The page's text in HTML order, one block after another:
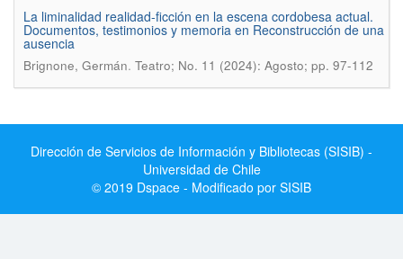
La liminalidad realidad-ficción en la escena cordobesa actual.
Documentos, testimonios y memoria en Reconstrucción de una
ausencia
Brignone, Germán. Teatro; No. 11 (2024): Agosto; pp. 97-112
Dirección de Servicios de Información y Bibliotecas (SISIB) -
Universidad de Chile
© 2019 Dspace - Modificado por SISIB